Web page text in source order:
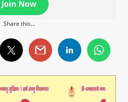
Join Now
Share this...